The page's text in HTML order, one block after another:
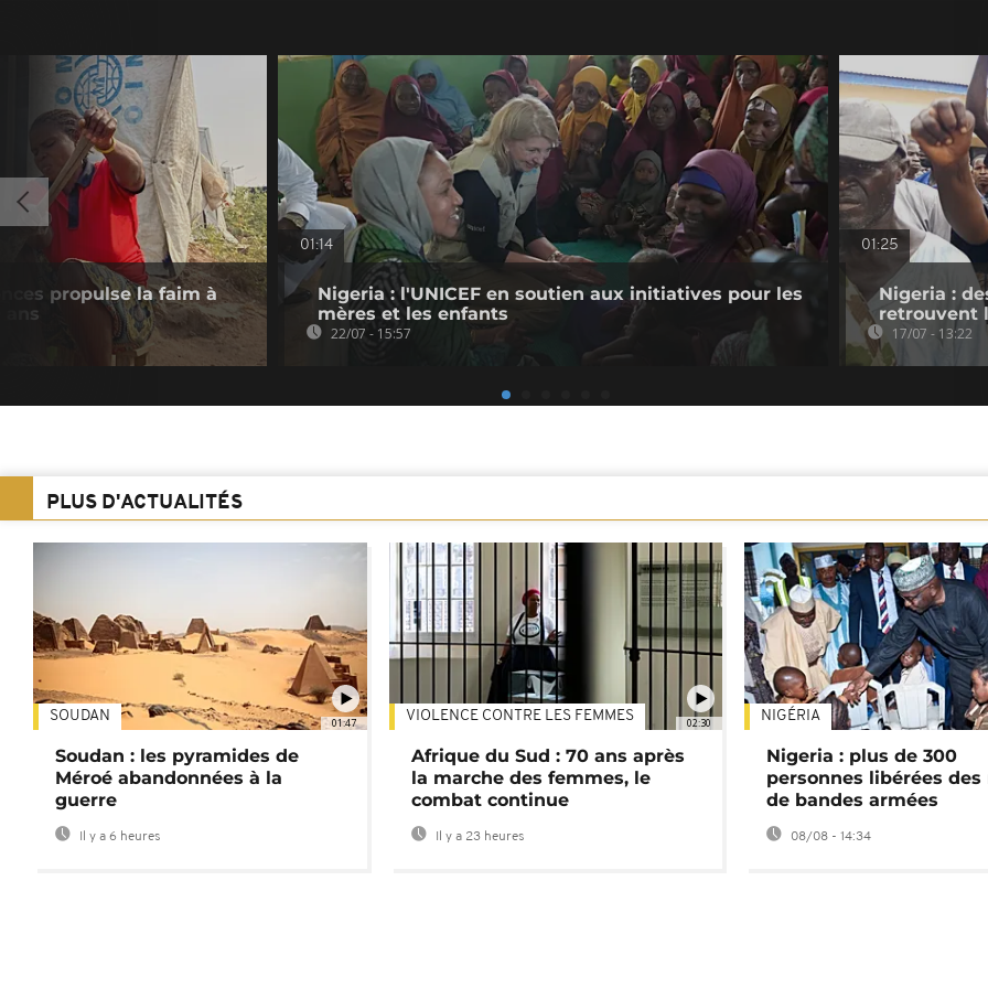
propulse la faim à
ans
01:14
Nigeria : l'UNICEF en soutien aux initiatives pour les
mères et les enfants
22/07 - 15:57
01:25
Nigeria :
retrouvent
17/07 - 13:22
PLUS D'ACTUALITÉS
01:47
SOUDAN
Soudan : les pyramides de
Méroé abandonnées à la
guerre
Il y a 6 heures
02:30
VIOLENCE CONTRE LES FEMMES
Afrique du Sud : 70 ans après
la marche des femmes, le
combat continue
Il y a 23 heures
NIGÉRIA
Nigeria : plus de 300
personnes libérées des
de bandes armées
08/08 - 14:34